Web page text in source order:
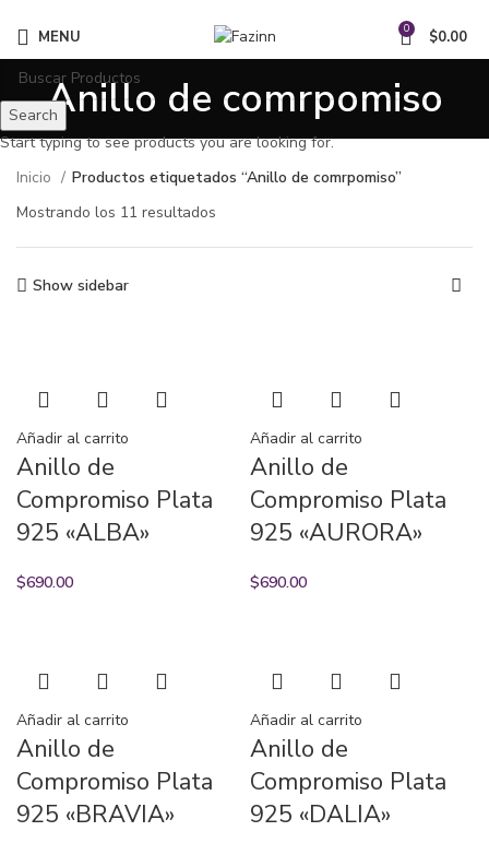
MENU 0 $0.00
Anillo de comrpomiso
Inicio
Productos etiquetados “Anillo de comrpomiso”
Mostrando los 11 resultados
Show sidebar
Añadir al carrito
Anillo de
Compromiso Plata
925 «ALBA»
$690.00
Añadir al carrito
Anillo de
Compromiso Plata
925 «AURORA»
$690.00
Añadir al carrito
Anillo de
Compromiso Plata
925 «BRAVIA»
Añadir al carrito
Anillo de
Compromiso Plata
925 «DALIA»
Search
Start typing to see products you are looking for.